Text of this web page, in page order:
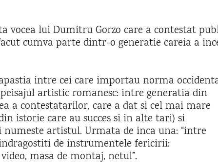
vocea lui Dumitru Gorzo care a contestat
cumva parte dintr-o generatie careia a
intre cei care importau norma
artistic romanesc: intre generatia din
a contestatarilor, care a dat si cel mai mare
istorie care au succes si in alte tari) si
artistul. Urmata de inca una: “intre
de instrumentele fericirii:
masa de montaj, netul”.